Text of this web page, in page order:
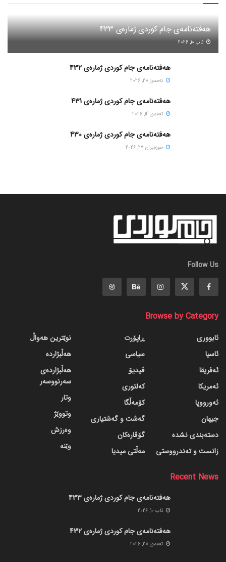
هەفتەنامەی جام کوردی ژمارەی 433
ئاب 10, 2026
هەفتەنامەی جام کوردی ژمارەی 432
ته‌مموز 28, 2026
هەفتەنامەی جام کوردی ژمارەی 431
ته‌مموز 14, 2026
هەفتەنامەی جام کوردی ژمارەی 430
حوزه‌یران 27, 2026
Follow Us
Browse by Category
ئابووری
ئاسیا
ئەفریقا
ئەمریکا
ئەورووپا
جیهان
دسته‌بندی نشده
زانست و تەندرووستی
ڕاپۆرت
سیاسی
ڤیدیۆ
کەلتوری
کۆمەڵگا
گه‌شت و گه‌شتیاری
گۆڤاره‌کان
مەڵتی میدیا
نوێترین هەواڵ
هەڵبژاردە
هەڵبژاردەی
سەرنووسەر
وتار
وتووێژ
وەرزش
وێنە
Recent News
هەفتەنامەی جام کوردی ژمارەی 433
ئاب 10, 2026
هەفتەنامەی جام کوردی ژمارەی 432
ته‌مموز 28, 2026